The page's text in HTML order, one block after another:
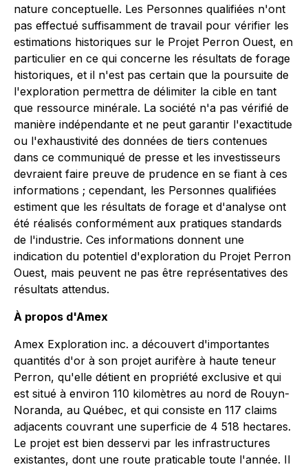
nature conceptuelle. Les Personnes qualifiées n'ont
pas effectué suffisamment de travail pour vérifier les
estimations historiques sur le Projet Perron Ouest, en
particulier en ce qui concerne les résultats de forage
historiques, et il n'est pas certain que la poursuite de
l'exploration permettra de délimiter la cible en tant
que ressource minérale. La société n'a pas vérifié de
manière indépendante et ne peut garantir l'exactitude
ou l'exhaustivité des données de tiers contenues
dans ce communiqué de presse et les investisseurs
devraient faire preuve de prudence en se fiant à ces
informations ; cependant, les Personnes qualifiées
estiment que les résultats de forage et d'analyse ont
été réalisés conformément aux pratiques standards
de l'industrie. Ces informations donnent une
indication du potentiel d'exploration du Projet Perron
Ouest, mais peuvent ne pas être représentatives des
résultats attendus.
À propos d'Amex
Amex Exploration inc. a découvert d'importantes
quantités d'or à son projet aurifère à haute teneur
Perron, qu'elle détient en propriété exclusive et qui
est situé à environ 110 kilomètres au nord de Rouyn-
Noranda, au Québec, et qui consiste en 117 claims
adjacents couvrant une superficie de 4 518 hectares.
Le projet est bien desservi par les infrastructures
existantes, dont une route praticable toute l'année. Il